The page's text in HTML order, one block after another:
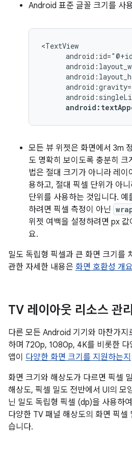
Android 표준 글꼴 크기를 사
모든 뷰 위젯은 화면에서 3m
도 명확히 보이도록 충분히
법은 절대 크기가 아니라 레
용하고, 절대 픽셀 단위가 아
단위를 사용하는 것입니다. 예
하려면 픽셀 측정이 아닌
위젯 여백을 설정하려면 px
요.
밀도 독립형 픽셀과 큰 화면 크기를
관한 자세한 내용은 화면 호환성 개요
TV 레이아웃 리소스 관리
다른 모든 Android 기기와 마찬가지
하며 720p, 1080p, 4K를 비롯한 다
앱이 다양한 화면 크기를 지원하는지
화면 크기와 해상도가 다르면 픽셀
해상도, 픽셀 밀도 전반에서 UI의 모
닌 밀도 독립형 픽셀 (dp)을 사용하
다양한 TV 패널 해상도의 화면 픽셀
습니다.